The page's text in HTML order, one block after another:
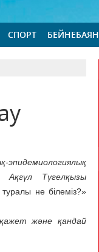
СПОРТ БЕЙНЕБАЯН
эпидемиологиялық
Ақгүл Түгелқызы
не білеміз?»
және қандай